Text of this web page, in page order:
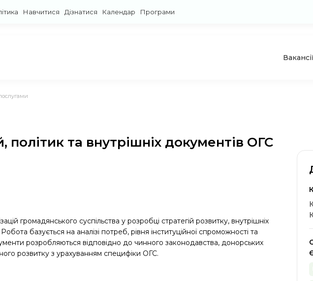
Навчитися Дізнатися Календар Програми
Вакансії
політик та внутрішніх документів ОГС
громадянського суспільства у розробці стратегій розвитку, внутрішніх
базується на аналізі потреб, рівня інституційної спроможності та
розробляються відповідно до чинного законодавства, донорських
розвитку з урахуванням специфіки ОГС.